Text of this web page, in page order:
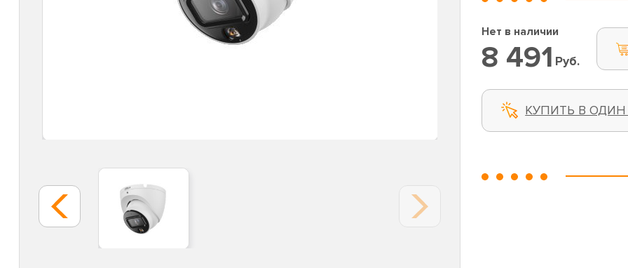
Нет в наличии
8 491 Руб.
КУПИТЬ В